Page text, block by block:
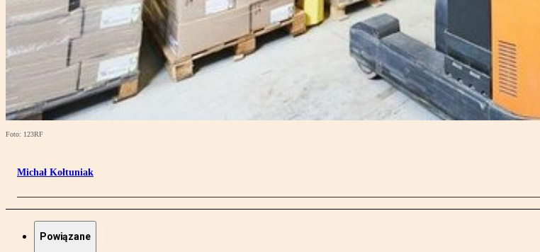
Foto: 123RF
Michał Kołtuniak
Powiązane